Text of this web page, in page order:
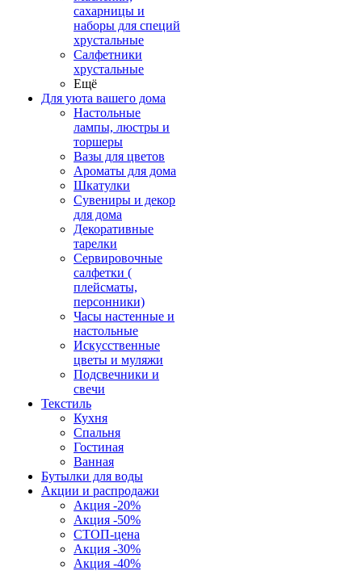
сахарницы и
наборы для специй
хрустальные
Салфетники
хрустальные
Ещё
Для уюта вашего дома
Настольные
лампы, люстры и
торшеры
Вазы для цветов
Ароматы для дома
Шкатулки
Сувениры и декор
для дома
Декоративные
тарелки
Сервировочные
салфетки (
плейсматы,
персонники)
Часы настенные и
настольные
Искусственные
цветы и муляжи
Подсвечники и
свечи
Текстиль
Кухня
Спальня
Гостиная
Ванная
Бутылки для воды
Акции и распродажи
Акция -20%
Акция -50%
СТОП-цена
Акция -30%
Акция -40%